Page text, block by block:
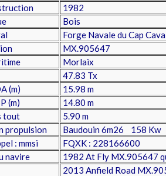
1982
Bois
Forge Navale du Cap
MX.905647
Morlaix
47.83 Tx
(m)
15.98 m
(m)
14.80 m
tout
5.90 m
propulsion
Baudouin 6m26 158 Kw
: mmsi
FQXK : 228166600
navire
1982 At Fly MX.905647
2013 Anfield Road